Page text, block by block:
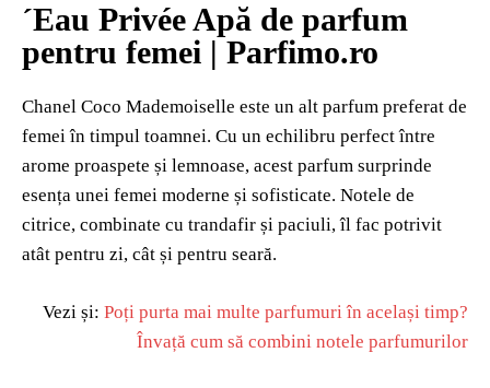
Chanel Coco Mademoiselle este un alt parfum preferat de
femei în timpul toamnei. Cu un echilibru perfect între
arome proaspete și lemnoase, acest parfum surprinde
esența unei femei moderne și sofisticate. Notele de
citrice, combinate cu trandafir și paciuli, îl fac potrivit
atât pentru zi, cât și pentru seară.
Vezi și: Poți purta mai multe parfumuri în același timp?
Învață cum să combini notele parfumurilor